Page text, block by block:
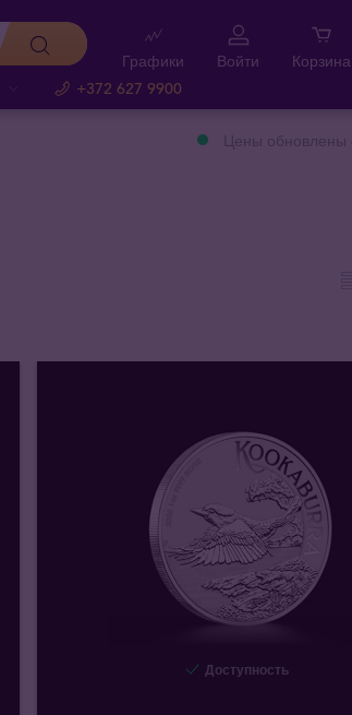
+372 627 9900
Графики Войти Корзина
Доступность